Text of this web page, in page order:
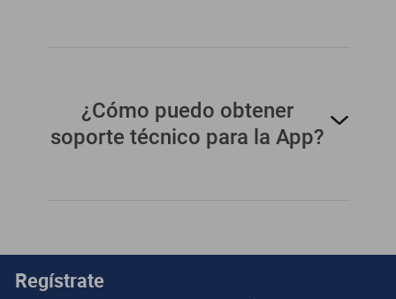
¿Cómo puedo obtener
soporte técnico para la App?
Regístrate